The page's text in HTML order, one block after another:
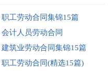
职工劳动合同集锦15篇
会计人员劳动合同
建筑业劳动合同集锦15篇
职工劳动合同(精选15篇)